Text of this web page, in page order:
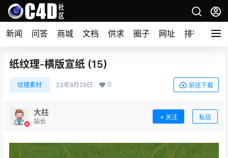
新闻 问答 商城 文档 供求 圈子 网址 排行榜
纸纹理-横版宣纸 (15)
纹理素材 23年8月29日 0 前往下载
大柱
站长
关注 私信